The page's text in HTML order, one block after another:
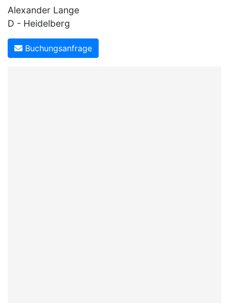
Alexander Lange
D - Heidelberg
Buchungsanfrage